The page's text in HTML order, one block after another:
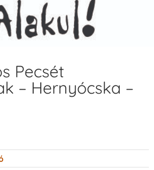
Pecsét
– Hernyócska –